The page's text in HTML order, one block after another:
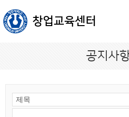
창업교육센터
공지사